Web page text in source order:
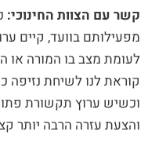
קשר עם הצוות החינוכי:
מפעילותם בוועד, קיים
לעומת מצב בו המורה או
קוראת לנו לשיחת
וכשיש ערוץ תקשורת
והצעת עזרה הרבה יותר